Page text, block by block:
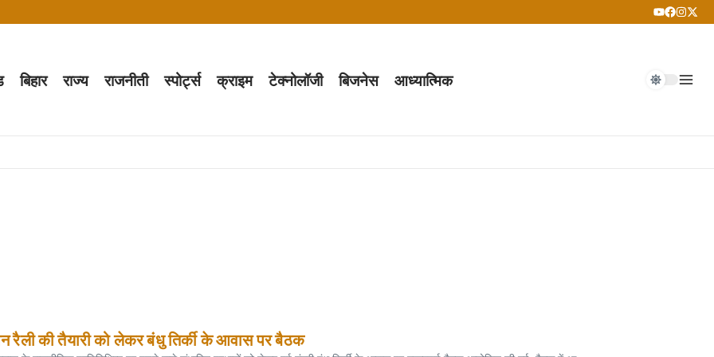
बिहार राज्य राजनीती स्पोर्ट्स क्राइम टेक्नोलॉजी बिजनेस आध्यात्मिक
लेकर बंधु तिर्की के आवास पर बैठक
में दहशत
रैली की तैयारी को लेकर बंधु तिर्की के आवास पर बैठक